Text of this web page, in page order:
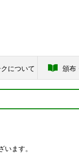
について 頒布
ます。